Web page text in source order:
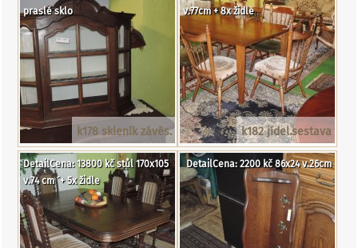
k178 skleník závěs.
praslé sklo
k182 jídel.sestava
v.77cm + 8x židle
DetailCena: 13800 kč stůl 170x105
v.74 cm ´+ 5x židle
DetailCena: 2200 kč 86x24 v.26cm